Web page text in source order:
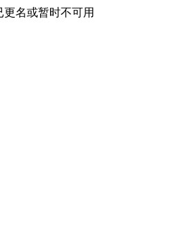
已更名或暂时不可用